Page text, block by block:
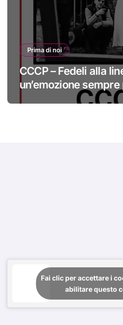
Prima di noi
CCCP – Fedeli alla
un’emozione
#primadinoi
Fai clic per accettare i
abilitare questo